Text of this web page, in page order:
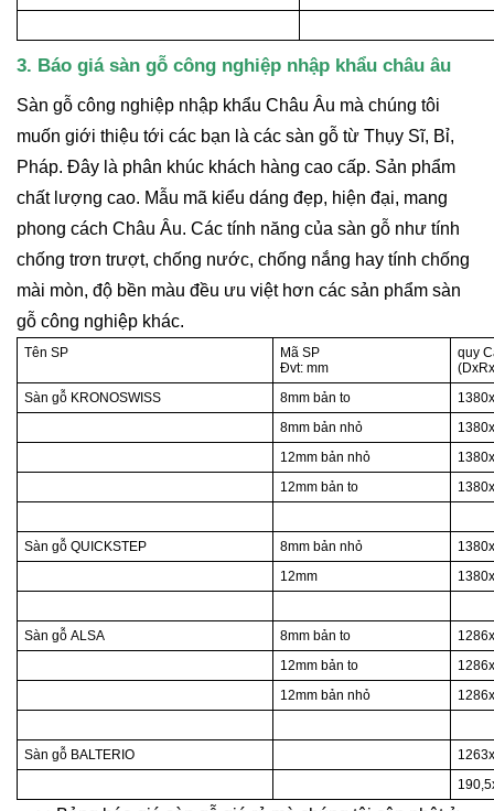
3. Báo giá sàn gỗ công nghiệp nhập khẩu châu âu
Sàn gỗ công nghiệp nhập khẩu Châu Âu mà chúng tôi
muốn giới thiệu tới các bạn là các sàn gỗ từ Thụy Sĩ, Bỉ,
Pháp. Đây là phân khúc khách hàng cao cấp. Sản phẩm
chất lượng cao. Mẫu mã kiểu dáng đẹp, hiện đại, mang
phong cách Châu Âu. Các tính năng của sàn gỗ như tính
chống trơn trượt, chống nước, chống nắng hay tính chống
mài mòn, độ bền màu đều ưu việt hơn các sản phẩm sàn
gỗ công nghiệp khác.
Tên SP
Mã SP
Đvt: mm
quy
Sàn gỗ KRONOSWISS
8mm bản to
8mm bản nhỏ
12mm bản nhỏ
12mm bản to
Sàn gỗ QUICKSTEP 8mm bản nhỏ
12mm
Sàn gỗ ALSA 8mm bản to
12mm bản to
12mm bản nhỏ
Sàn gỗ BALTERIO